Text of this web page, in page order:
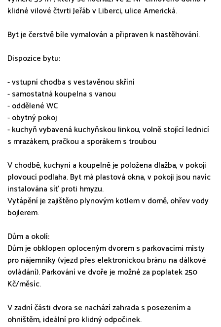
klidné vilové čtvrti Jeřáb v Liberci, ulice Americká.
Byt je čerstvě bíle vymalován a připraven k nastěhování.
Dispozice bytu:
- vstupní chodba s vestavěnou skříní
- samostatná koupelna s vanou
- oddělené WC
- obytný pokoj
- kuchyň vybavená kuchyňskou linkou, volně stojící lednicí
s mrazákem, pračkou a sporákem s troubou
V chodbě, kuchyni a koupelně je položena dlažba, v pokoji
plovoucí podlaha. Byt má plastová okna, v pokoji jsou navíc
instalována síť proti hmyzu.
Vytápění je zajištěno plynovým kotlem v domě, ohřev vody
bojlerem.
Dům a okolí:
Dům je obklopen oploceným dvorem s parkovacími místy
pro nájemníky (vjezd přes elektronickou bránu na dálkové
ovládání). Parkování ve dvoře je možné za poplatek 250
Kč/měsíc.
V zadní části dvora se nachází zahrada s posezením a
ohništěm, ideální pro klidný odpočinek.